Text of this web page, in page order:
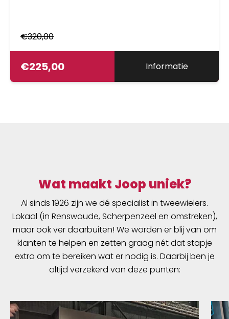
€320,00
€225,00 Informatie
Wat maakt Joop uniek?
Al sinds 1926 zijn we dé specialist in tweewielers.
Lokaal (in Renswoude, Scherpenzeel en omstreken),
maar ook ver daarbuiten! We worden er blij van om
klanten te helpen en zetten graag nét dat stapje
extra om te bereiken wat er nodig is. Daarbij ben je
altijd verzekerd van deze punten: